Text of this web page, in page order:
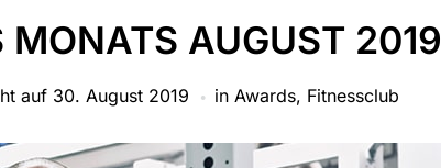
MONATS AUGUST 2019
auf 30. August 2019 in Awards, Fitnessclub